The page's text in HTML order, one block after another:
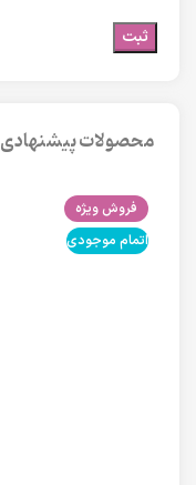
محصولات پیشنهادی
فروش ویژه
اتمام موجودی